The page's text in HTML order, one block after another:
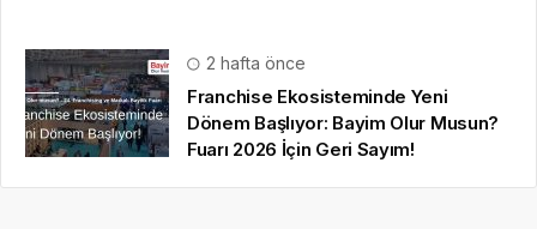
2 hafta önce
Franchise Ekosisteminde Yeni
Dönem Başlıyor: Bayim Olur Musun?
Fuarı 2026 İçin Geri Sayım!